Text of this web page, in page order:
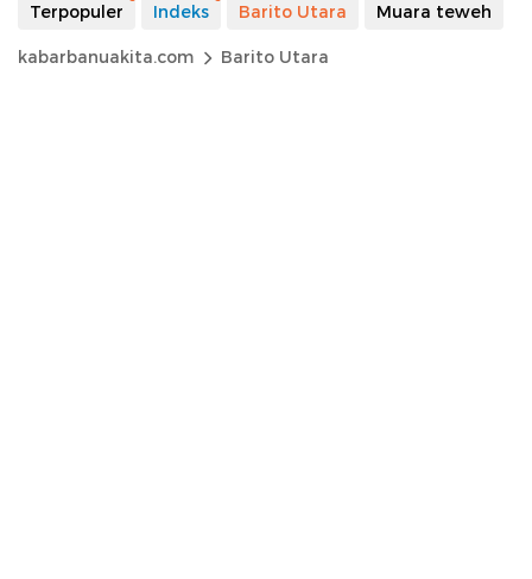
Terpopuler Indeks Barito Utara Muara teweh
kabarbanuakita.com Barito Utara